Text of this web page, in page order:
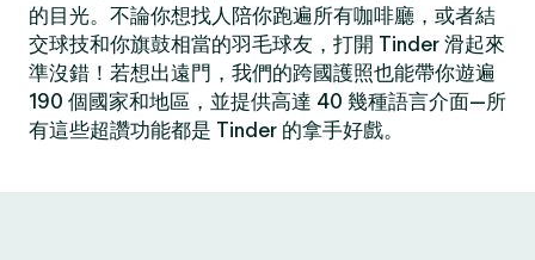
的目光。不論你想找人陪你跑遍所有咖啡廳，或者結
交球技和你旗鼓相當的羽毛球友，打開 Tinder 滑起來
準沒錯！若想出遠門，我們的跨國護照也能帶你遊遍
190 個國家和地區，並提供高達 40 幾種語言介面—所
有這些超讚功能都是 Tinder 的拿手好戲。